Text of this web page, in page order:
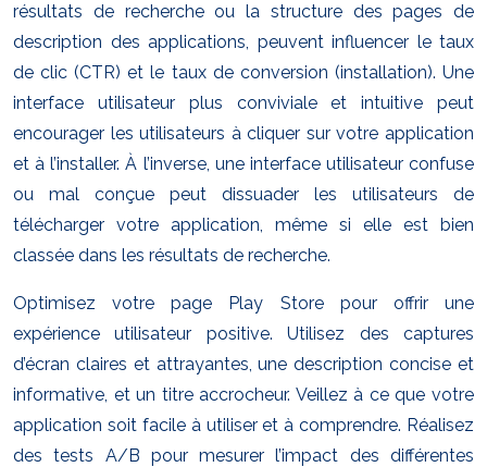
résultats de recherche ou la structure des pages de
description des applications, peuvent influencer le taux
de clic (CTR) et le taux de conversion (installation). Une
interface utilisateur plus conviviale et intuitive peut
encourager les utilisateurs à cliquer sur votre application
et à l’installer. À l’inverse, une interface utilisateur confuse
ou mal conçue peut dissuader les utilisateurs de
télécharger votre application, même si elle est bien
classée dans les résultats de recherche.
Optimisez votre page Play Store pour offrir une
expérience utilisateur positive. Utilisez des captures
d’écran claires et attrayantes, une description concise et
informative, et un titre accrocheur. Veillez à ce que votre
application soit facile à utiliser et à comprendre. Réalisez
des tests A/B pour mesurer l’impact des différentes